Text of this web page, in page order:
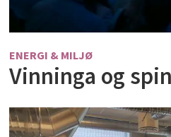
ENERGI & MILJØ
Vinninga og